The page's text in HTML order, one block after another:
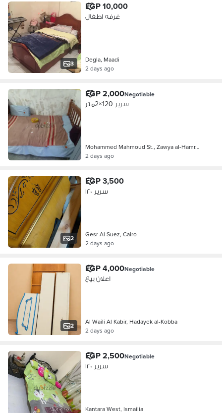
3
EGP 10,000
غرفه اطفال
Degla, Maadi
2 days ago
EGP 2,000Negotiable
سرير 120×2متر
Mohammed Mahmoud St., Zawya al-Hamr…
2 days ago
2
EGP 3,500
سرير ١٢٠
Gesr Al Suez, Cairo
2 days ago
2
EGP 4,000Negotiable
اعلان بيع
Al Waili Al Kabir, Hadayek al-Kobba
2 days ago
EGP 2,500Negotiable
سرير ١٢٠
Kantara West, Ismailia